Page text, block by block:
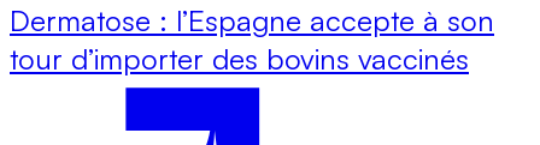
Dermatose : l’Espagne accepte à son
tour d’importer des bovins vaccinés